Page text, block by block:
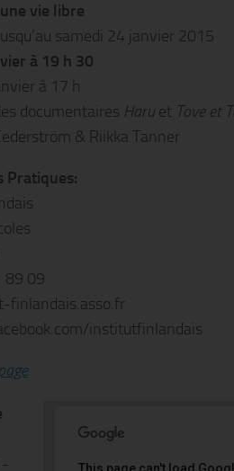
vie libre
samedi 24 janvier 2015
à 19 h 30
à 17 h
documentaires Haru et Tove et
& Riikka Tanner
Pratiques:
89 09
finlandais.asso.fr
institutfinlandais